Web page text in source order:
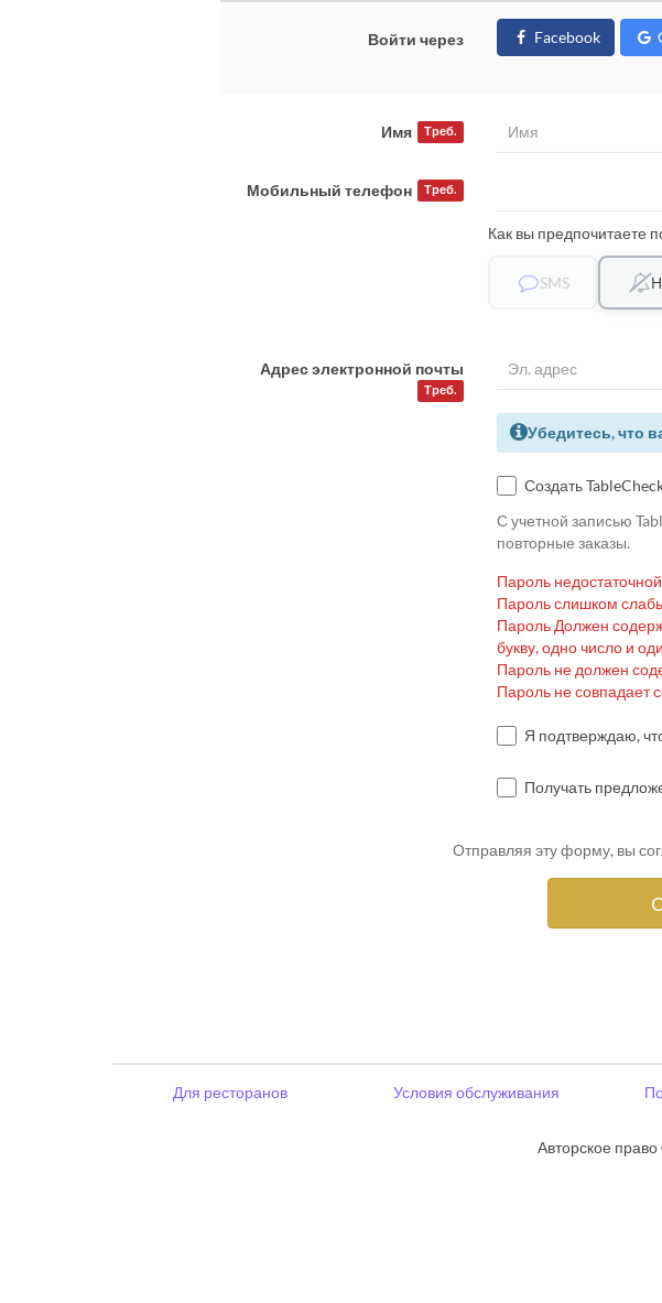
Войти через Facebook
Имя Треб.
Мобильный телефон Треб.
Как вы предпочитаете
SMS
Адрес электронной почты
Треб.
Убедитесь, что
Создать
С учетной записью
повторные заказы.
Пароль
Пароль слишком
Пароль Должен
букву, одно число и
Пароль не должен
Пароль не совпадает
Я подтверждаю,
Получать
Отправляя эту форму, вы
Для ресторанов Условия обслуживания
Авторское